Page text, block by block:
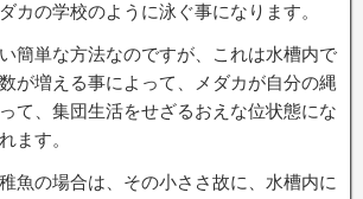
カの学校のように泳ぐ事になります。
簡単な方法なのですが、これは水槽内で
が増える事によって、メダカが自分の縄
て、集団生活をせざるおえな位状態にな
ます。
魚の場合は、その小ささ故に、水槽内に